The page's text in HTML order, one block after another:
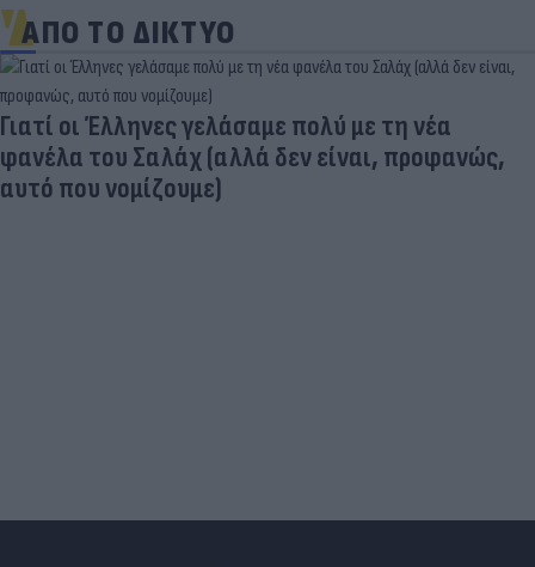
ΑΠΟ ΤΟ ΔΙΚΤΥΟ
Γιατί οι Έλληνες γελάσαμε πολύ με τη νέα
φανέλα του Σαλάχ (αλλά δεν είναι, προφανώς,
αυτό που νομίζουμε)